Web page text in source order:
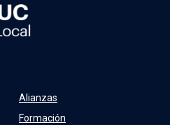
Alianzas
Formación